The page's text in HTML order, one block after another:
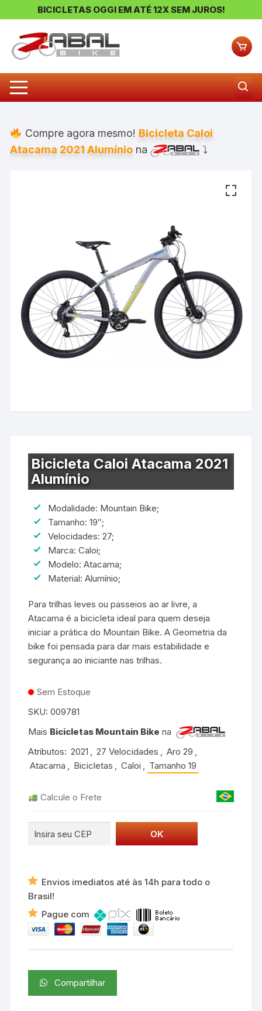
BICICLETAS OGGI EM ATÉ 12X SEM JUROS!
Compre agora mesmo! Bicicleta Caloi
Atacama 2021 Alumínio na ⤵
Bicicleta Caloi Atacama 2021
Alumínio
Modalidade: Mountain Bike;
Tamanho: 19″;
Velocidades: 27;
Marca: Caloi;
Modelo: Atacama;
Material: Alumínio;
Para trilhas leves ou passeios ao ar livre, a
Atacama é a bicicleta ideal para quem deseja
iniciar a prática do Mountain Bike. A Geometria da
bike foi pensada para dar mais estabilidade e
segurança ao iniciante nas trilhas.
Sem Estoque
SKU:009781
Mais Bicicletas Mountain Bike na
Atributos: 2021 , 27 Velocidades , Aro 29 ,
Atacama , Bicicletas , Caloi , Tamanho 19
Calcule o Frete
Envios imediatos até às 14h para todo o
Brasil!
Pague com
Compartilhar